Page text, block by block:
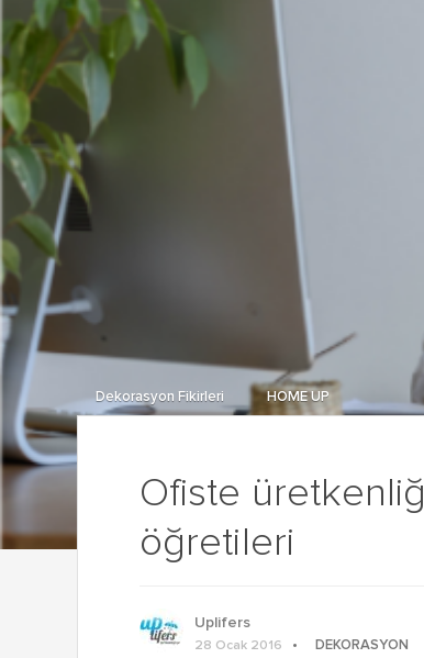
Ofiste
öğretileri
Dekorasyon Fikirleri HOME UP
Uplifers
28 Ocak 2016
DEKORASYON